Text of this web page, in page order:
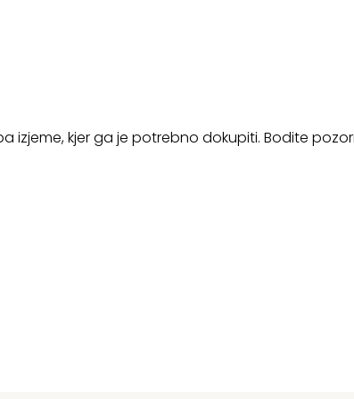
izjeme, kjer ga je potrebno dokupiti. Bodite